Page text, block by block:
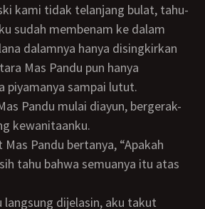
sudah membenam ke dalam
dalamnya hanya disingkirkan
Mas Pandu pun hanya
piyamanya sampai lutut.
kewanitaanku.
tahu bahwa semuanya itu atas